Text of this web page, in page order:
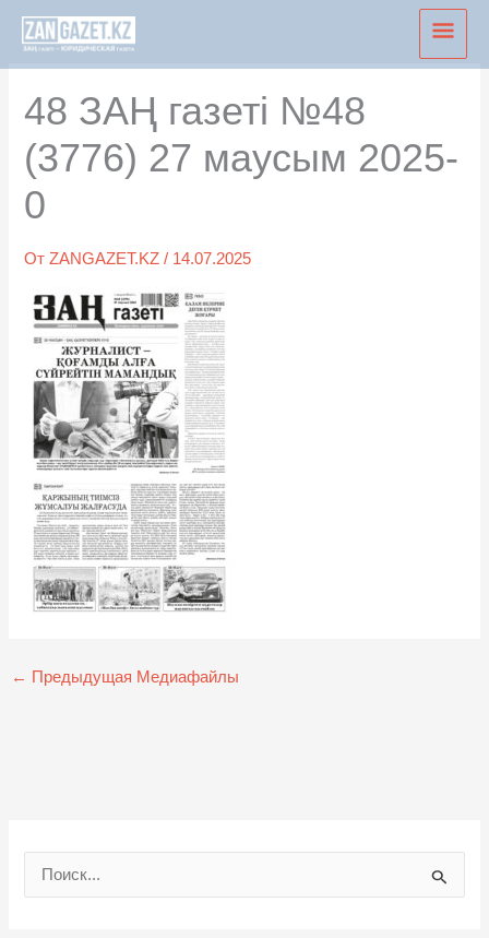
Перейти
содержимому
48 ЗАҢ газеті №48
(3776) 27 маусым 2025-
0
ОтZANGAZET.KZ/ 14.07.2025
← Предыдущая Медиафайлы